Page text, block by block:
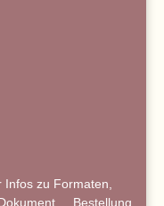
zu Formaten,
Bestellung